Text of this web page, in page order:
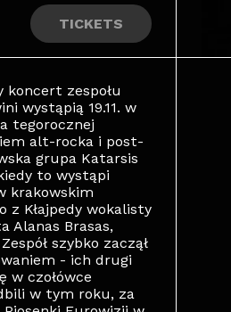
TICKETS
koncert zespołu
wystąpią 19.11. w
tegorocznej
alt-rocka i post-
grupa Katarsis
to wystąpi
krakowskim
z Kłajpedy wokalisty
Alanas Brasas,
szybko zaczął
- ich drugi
w czołówce
w tym roku, za